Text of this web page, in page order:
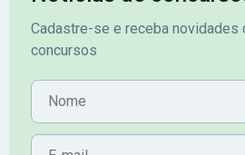
Cadastre-se e receba novidades
concursos
Nome
E-mail